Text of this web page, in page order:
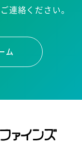
連絡ください。
ム